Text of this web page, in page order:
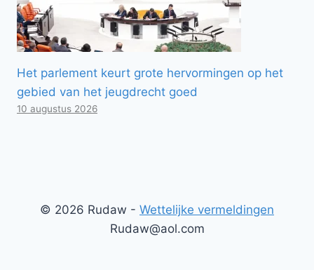
Het parlement keurt grote hervormingen op het
gebied van het jeugdrecht goed
10 augustus 2026
© 2026 Rudaw - Wettelijke vermeldingen
Rudaw@aol.com